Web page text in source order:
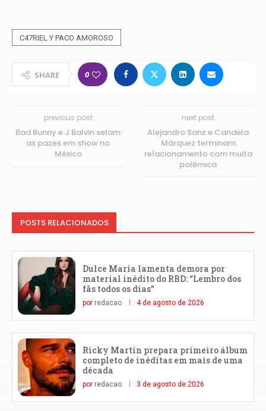
C47RIEL Y PACO AMOROSO
SHARE 0
previous post
Bad Bunny e J Balvin selam
as pazes em show no
México
next post
Alejandro Sanz e Candela
Márquez terminam
relacionamento com muita
polêmica
POSTS RELACIONADOS
Dulce María lamenta demora por
material inédito do RBD: “Lembro dos
fãs todos os dias”
por redacao 4 de agosto de 2026
Ricky Martin prepara primeiro álbum
completo de inéditas em mais de uma
década
por redacao 3 de agosto de 2026